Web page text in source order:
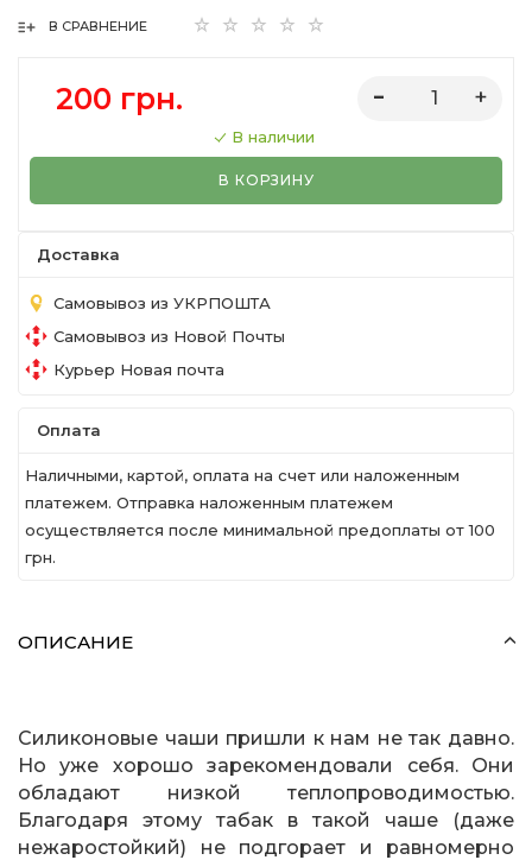
В СРАВНЕНИЕ
200 грн.
В наличии
В КОРЗИНУ
Доставка
Самовывоз из УКРПОШТА
Самовывоз из Новой Почты
Курьер Новая почта
Оплата
Наличными, картой, оплата на счет или наложенным
платежем. Отправка наложенным платежем
осуществляется после минимальной предоплаты от 100
грн.
ОПИСАНИЕ
Силиконовые чаши пришли к нам не так давно.
Но уже хорошо зарекомендовали себя. Они
обладают низкой теплопроводимостью.
Благодаря этому табак в такой чаше (даже
нежаростойкий) не подгорает и равномерно